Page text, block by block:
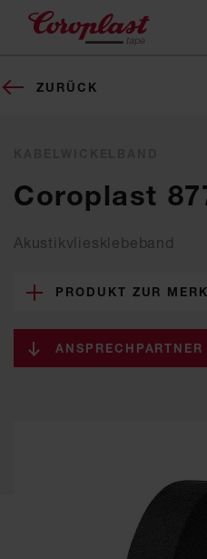
ZURÜCK
Coroplast
Akustikvliesklebeband
PRODUKT ZUR